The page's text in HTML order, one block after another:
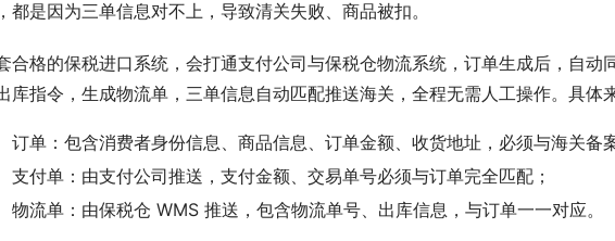
都是因为三单信息对不上，导致清关失败、商品被扣。
合格的保税进口系统，会打通支付公司与保税仓物流系统，订单生成后，自动
库指令，生成物流单，三单信息自动匹配推送海关，全程无需人工操作。具体
订单：包含消费者身份信息、商品信息、订单金额、收货地址，必须与海关备
支付单：由支付公司推送，支付金额、交易单号必须与订单完全匹配；
物流单：由保税仓 WMS 推送，包含物流单号、出库信息，与订单一一对应。